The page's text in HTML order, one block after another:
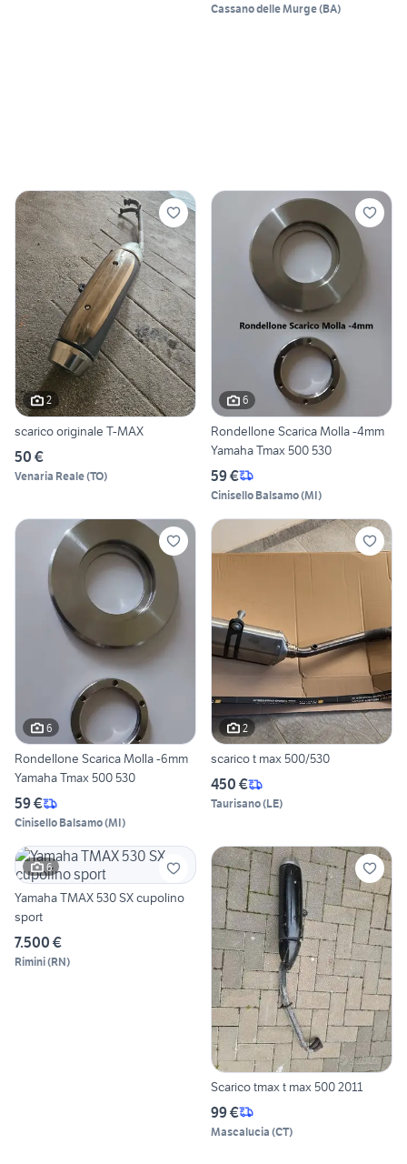
Cassano delle Murge(BA)
2
scarico originale T-MAX
50 €
Venaria Reale(TO)
6
Rondellone Scarica Molla -4mm
Yamaha Tmax 500 530
59 €
Cinisello Balsamo(MI)
6
Rondellone Scarica Molla -6mm
Yamaha Tmax 500 530
59 €
Cinisello Balsamo(MI)
2
scarico t max 500/530
450 €
Taurisano(LE)
6
Yamaha TMAX 530 SX cupolino
sport
7.500 €
Rimini(RN)
Scarico tmax t max 500 2011
99 €
Mascalucia (CT)